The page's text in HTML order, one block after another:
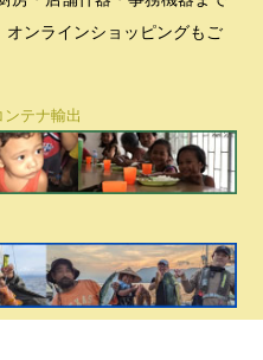
オンラインショッピングもご
テナ輸出